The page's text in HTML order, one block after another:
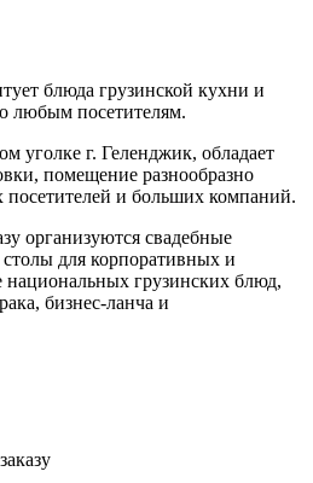
блюда грузинской кухни и
любым посетителям.
уголке г. Геленджик, обладает
помещение разнообразно
посетителей и больших компаний.
организуются свадебные
для корпоративных и
грузинских блюд,
бизнес-ланча и